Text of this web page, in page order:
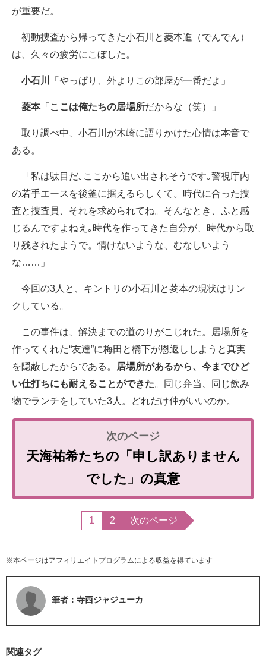
が重要だ。
初動捜査から帰ってきた小石川と菱本進（でんでん）
は、久々の疲労にこぼした。
小石川 「やっぱり、外よりこの部屋が一番だよ」
菱本「こ こは俺たちの居場所だからな（笑）」
取り調べ中、小石川が木崎に語りかけた心情は本音で
ある。
「私は駄目だ｡ここから追い出されそうです｡警視庁内
の若手エースを後釜に据えるらしくて。時代に合った捜
査と捜査員、それを求められてね。そんなとき、ふと感
じるんですよねえ｡時代を作ってきた自分が、時代から取
り残されたようで。情けないような、むなしいよう
な……」
今回の3人と、キントリの小石川と菱本の現状はリン
クしている。
この事件は、解決までの道のりがこじれた。居場所を
作ってくれた“友達”に梅田と橋下が恩返ししようと真実
を隠蔽したからである。
居場所があるから、今までひど
い仕打ちにも耐えることができた。同じ弁当、同じ飲み
物でランチをしていた3人。どれだけ仲がいいのか。
天海祐希たちの「申し訳ありません
でした」の真意
1 2 次のページ
※本ページはアフィリエイトプログラムによる収益を得ています
筆者：寺西ジャジューカ
関連タグ